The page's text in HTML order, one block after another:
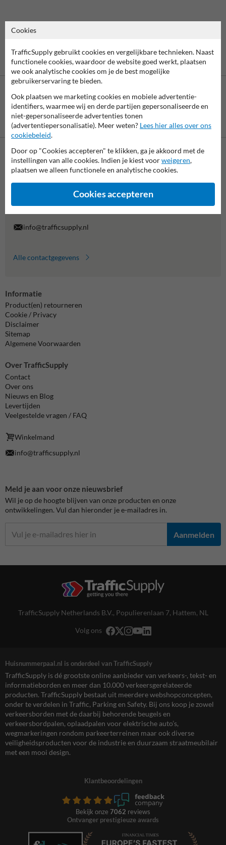
Betaling achteraf
is mogelijk
Neem contact met ons op
Wij zijn op werkdagen (van 8.00 tot 17.00) te bereiken op 038-
Vragen? Stuur een e-mail naarinfo@trafficsupply.nl
formulier in en we reageren zo spoedig mogelijk.
info@trafficsupply.nl
Alle contactgegevens
Informatie
Product(en) retourneren
Cookie / Privacy
Disclaimer
Sitemap
Algemene Voorwaarden
Over TrafficSupply
Contact
Over ons
Nieuws en Blog
Levertijden
Veelgestelde vragen / FAQ
Winkelmand
info@trafficsupply.nl
Meld je aan voor onze nieuwsbrief
Wil je op de hoogte blijven van onze producten en onze
ontwikkelingen. Vul dan hieronder je e-mailadres in.
Aanmelden
TrafficSupply Netherlands B.V., Populierenlaan 7, Hattem, NL
Volg ons
Huisnummerpaal.nl is onderdeel van TrafficSupply
TrafficSupply is dé grootste online aanbieder van verkeers-, tekst- en
informatieborden en meer dan 10.000 verkeersgerelateerde
producten. TrafficSupply bestaat uit meerdere webshopconcepten,
onder te verdelen in Traffic, Parking en Safety. Bij ons koop je zowel
verkeersborden met de daarbij behorende beugels en
verkeersbordpalen, oplaadpalen voor elektrische auto’s,
wegmarkeringen rondom parkeerterreinen maar ook diverse
veiligheidsproducten voor de industrie en duurzaam straatmeubilair
met een mooi design.
Klantbeoordelingen
Bekijk onze 7062 reviews
Ontvanger prestigieuze awards
Cookies
TrafficSupply gebruikt cookies en vergelijkbare technieken. Naast
functionele cookies, waardoor de website goed werkt, plaatsen
we ook analytische cookies om je de best mogelijke
gebruikerservaring te bieden.
Ook plaatsen we marketing cookies en mobiele advertentie-
identifiers, waarmee wij en derde partijen gepersonaliseerde en
niet-gepersonaliseerde advertenties tonen
(advertentiepersonalisatie). Meer weten? Lees hier alles over ons
cookiebeleid.
Door op "Cookies accepteren" te klikken, ga je akkoord met de
instellingen van alle cookies. Indien je kiest voorweigeren,
plaatsen we alleen functionele en analytische cookies.
Cookies accepteren